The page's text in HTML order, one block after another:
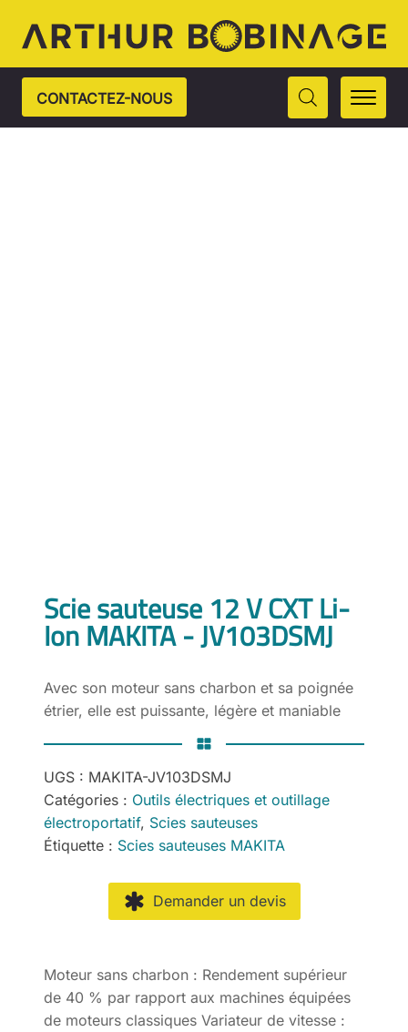
CONTACTEZ-NOUS
Scie sauteuse 12 V CXT Li-
Ion MAKITA - JV103DSMJ
Avec son moteur sans charbon et sa poignée
étrier, elle est puissante, légère et maniable
UGS : MAKITA-JV103DSMJ
Catégories : Outils électriques et outillage
électroportatif, Scies sauteuses
Étiquette : Scies sauteuses MAKITA
Demander un devis
Moteur sans charbon : Rendement supérieur
de 40 % par rapport aux machines équipées
de moteurs classiques Variateur de vitesse :